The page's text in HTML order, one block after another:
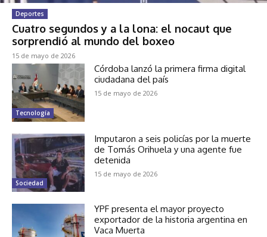
Deportes
Cuatro segundos y a la lona: el nocaut que
sorprendió al mundo del boxeo
15 de mayo de 2026
Tecnología
Córdoba lanzó la primera firma digital
ciudadana del país
15 de mayo de 2026
Sociedad
Imputaron a seis policías por la muerte
de Tomás Orihuela y una agente fue
detenida
15 de mayo de 2026
YPF presenta el mayor proyecto
exportador de la historia argentina en
Vaca Muerta